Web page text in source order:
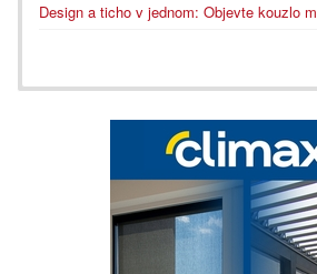
Design a ticho v jednom: Objevte kouzlo